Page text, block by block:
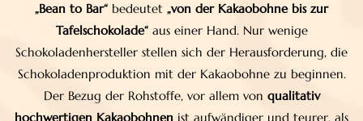
„Bean to Bar“ bedeutet „von der Kakaobohne bis zur
Tafelschokolade“aus einer Hand. Nur wenige
Schokoladenhersteller stellen sich der Herausforderung, die
Schokoladenproduktion mit der Kakaobohne zu beginnen.
Der Bezug der Rohstoffe, vor allem von qualitativ
hochwertigen Kakaobohnen ist aufwändiger und teurer, als